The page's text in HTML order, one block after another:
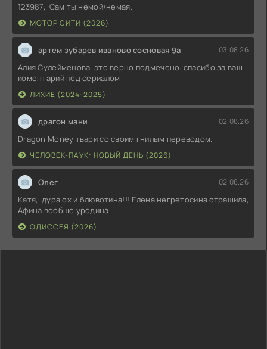
123987, Сам ты немой/немая.
МОТОР СИТИ (2026)
артем зубарев иваново сосновая 9а 03.08.26
Алия Сулейменова, это верно подмечено. спасибо за ваш
коментарий под сериалом
ЛИХИЕ (2024-2025)
драгон мани 02.08.26
Dragon Money твари со своим гнилым переводом.
ЧЕЛОВЕК-ПАУК: НОВЫЙ ДЕНЬ (2026)
Олег 02.08.26
Катя, дура ох и блювотина!!! Елена негретосина страшила,
Афина вообще уродина
ОДИССЕЯ (2026)